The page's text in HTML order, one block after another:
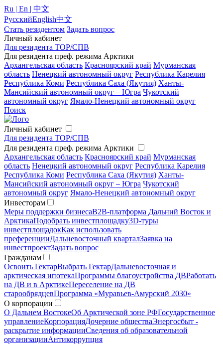
Ru | En | 中文
РусскийEnglish中文
Стать резидентом Задать вопрос
Личный кабинет
Для резидента ТОР/СПВ
Для резидента преф. режима Арктики
Архангельская область Красноярский край Мурманская
область Ненецкий автономный округ Республика Карелия
Республика Коми Республика Саха (Якутия) Ханты-
Мансийский автономный округ – Югра Чукотский
автономный округ Ямало-Ненецкий автономный округ
Поиск
Личный кабинет
Для резидента ТОР/СПВ
Для резидента преф. режима Арктики
Архангельская область Красноярский край Мурманская
область Ненецкий автономный округ Республика Карелия
Республика Коми Республика Саха (Якутия) Ханты-
Мансийский автономный округ – Югра Чукотский
автономный округ Ямало-Ненецкий автономный округ
Инвесторам
Меры поддержки бизнесаB2B-платформа Дальний Восток и
АрктикаПодобрать инвестплощадку3D-туры
инвестплощадокКак использовать
преференцииДальневосточный кварталЗаявка на
инвестпроектЗадать вопрос
Гражданам
Освоить ГектарВыбрать ГектарДальневосточная и
арктическая ипотекаПрограммы благоустройства ДВРаботать
на ДВ и в АрктикеПереселение на ДВ
старообрядцевПрограмма «Муравьев-Амурский 2030»
О корпорации
О Дальнем ВостокеОб Арктической зоне РФГосударственное
управлениеКорпорацияДочерние обществаЭнергосбыт -
раскрытие информацииСведения об образовательной
организацииАнтикоррупция